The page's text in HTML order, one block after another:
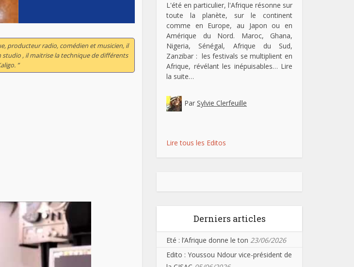
producteur radio, comédien et musicien, il
, il maitrise la technique de différents
”
L'été en particulier, l'Afrique résonne sur
toute la planète, sur le continent
comme en Europe, au Japon ou en
Amérique du Nord. Maroc, Ghana,
Nigeria, Sénégal, Afrique du Sud,
Zanzibar : les festivals se multiplient en
Afrique, révélant les inépuisables… Lire
la suite…
Par Sylvie Clerfeuille
Lire tous les Editos
Derniers articles
Eté : l’Afrique donne le ton 23/06/2026
Edito : Youssou Ndour vice-président de